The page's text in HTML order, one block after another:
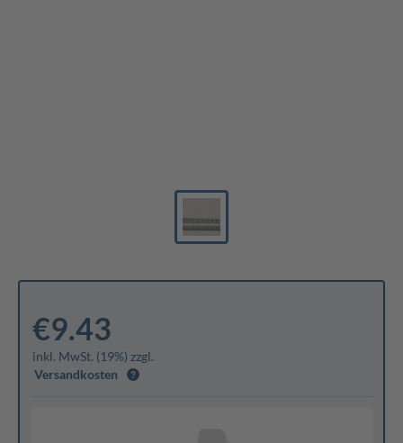
€9.43
inkl. MwSt. (19%) zzgl.
Versandkosten